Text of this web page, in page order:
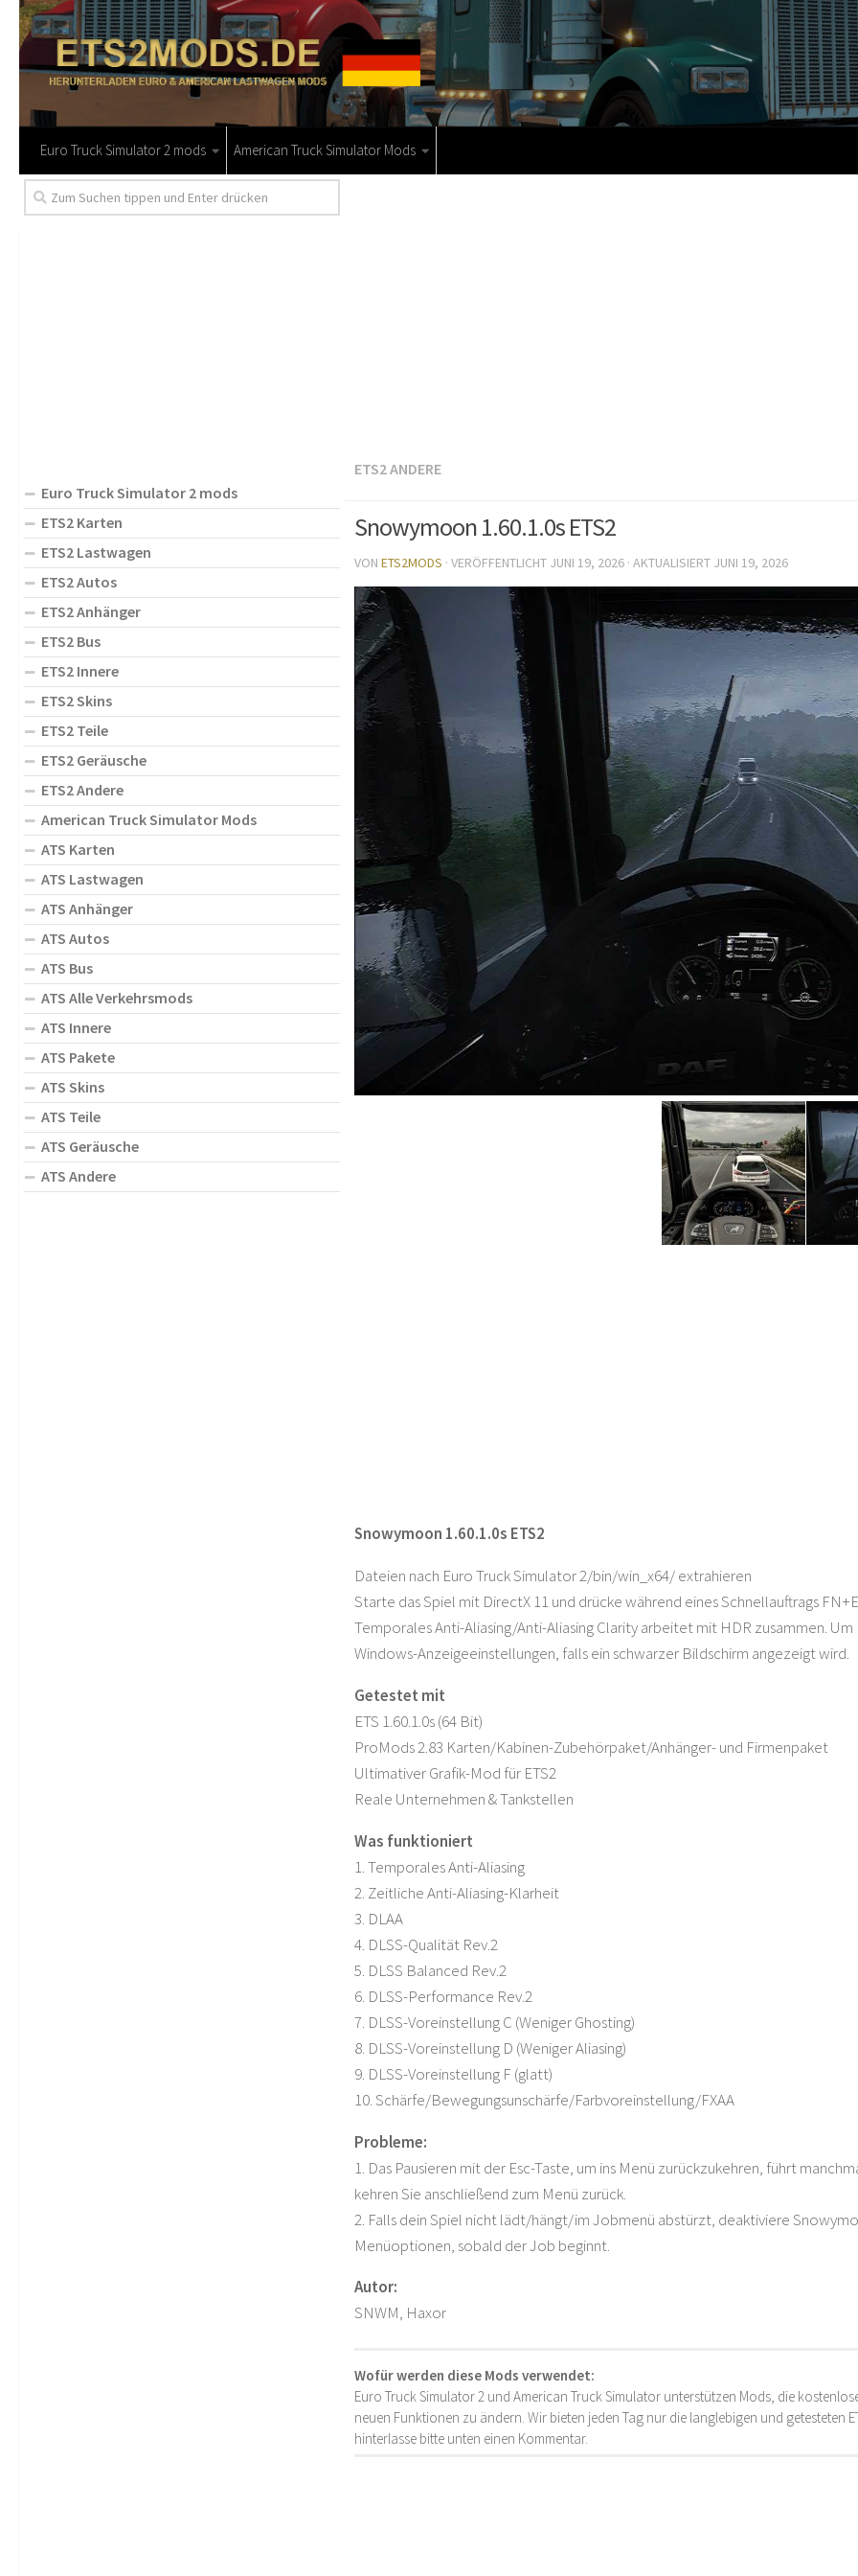
Euro Truck Simulator 2 mods American Truck Simulator Mods
ETS2 ANDERE
Snowymoon 1.60.1.0s ETS2
VON ETS2MODS · VERÖFFENTLICHT JUNI 19, 2026 · AKTUALISIERT JUNI 19, 2026
Snowymoon 1.60.1.0s ETS2
Dateien nach Euro Truck Simulator 2/bin/win_x64/ extrahieren
Starte das Spiel mit DirectX 11 und drücke während eines Schnellauftrags
Temporales Anti-Aliasing/Anti-Aliasing Clarity arbeitet mit HDR zusammen.
Windows-Anzeigeeinstellungen, falls ein schwarzer Bildschirm angezeigt wird.
Getestet mit
ETS 1.60.1.0s (64 Bit)
ProMods 2.83 Karten/Kabinen-Zubehörpaket/Anhänger- und Firmenpaket
Ultimativer Grafik-Mod für ETS2
Reale Unternehmen & Tankstellen
Was funktioniert
1. Temporales Anti-Aliasing
2. Zeitliche Anti-Aliasing-Klarheit
3. DLAA
4. DLSS-Qualität Rev.2
5. DLSS Balanced Rev.2
6. DLSS-Performance Rev.2
7. DLSS-Voreinstellung C (Weniger Ghosting)
8. DLSS-Voreinstellung D (Weniger Aliasing)
9. DLSS-Voreinstellung F (glatt)
10. Schärfe/Bewegungsunschärfe/Farbvoreinstellung/FXAA
Probleme:
1. Das Pausieren mit der Esc-Taste, um ins Menü zurückzukehren, führt
kehren Sie anschließend zum Menü zurück.
2. Falls dein Spiel nicht lädt/hängt/im Jobmenü abstürzt, deaktiviere
Menüoptionen, sobald der Job beginnt.
Autor:
SNWM, Haxor
Wofür werden diese Mods verwendet:
Euro Truck Simulator 2 und American Truck Simulator unterstützen Mods, die
neuen Funktionen zu ändern. Wir bieten jeden Tag nur die langlebigen und getesteten
hinterlasse bitte unten einen Kommentar.
Euro Truck Simulator 2 mods
ETS2 Karten
ETS2 Lastwagen
ETS2 Autos
ETS2 Anhänger
ETS2 Bus
ETS2 Innere
ETS2 Skins
ETS2 Teile
ETS2 Geräusche
ETS2 Andere
American Truck Simulator Mods
ATS Karten
ATS Lastwagen
ATS Anhänger
ATS Autos
ATS Bus
ATS Alle Verkehrsmods
ATS Innere
ATS Pakete
ATS Skins
ATS Teile
ATS Geräusche
ATS Andere